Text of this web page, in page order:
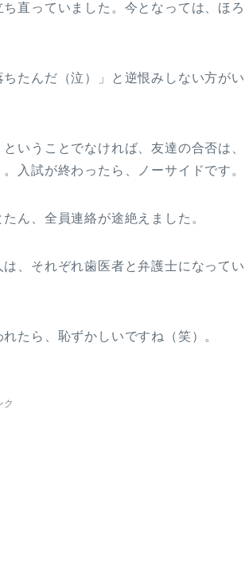
直っていました。今となっては、ほろ
たんだ（泣）」と逆恨みしない方がい
いうことでなければ、友達の合否は、
入試が終わったら、ノーサイドです。
ん、全員連絡が途絶えました。
、それぞれ歯医者と弁護士になってい
たら、恥ずかしいですね（笑）。
ク